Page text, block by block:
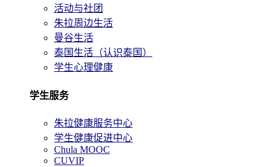
活动与社团
朱拉周边生活
曼谷生活
泰国生活（认识泰国）
学生心理健康
学生服务
朱拉健康服务中心
学生健康促进中心
Chula MOOC
CUVIP